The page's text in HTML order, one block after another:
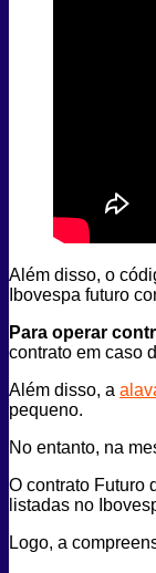
Além disso, o
Ibovespa futuro
Para operar
contrato em caso
Além disso, a
pequeno.
No entanto, na
O contrato Futuro
listadas no
Logo, a